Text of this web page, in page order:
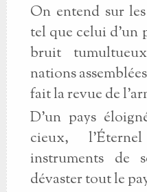
On entend sur
tel que celui d'un
bruit
nations
fait la revue de
D'un pays
cieux,
instruments de
dévaster tout le